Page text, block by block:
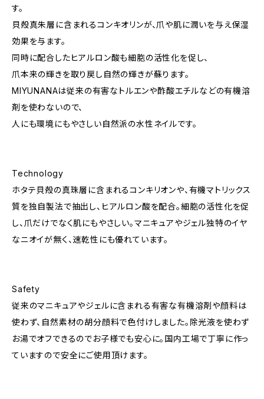
す。
貝殻真朱層に含まれるコンキオリンが、爪や肌に潤いを与え保湿
効果を与ます。
同時に配合したヒアルロン酸も細胞の活性化を促し、
爪本来の輝きを取り戻し自然の輝きが蘇ります。
MIYUNANAは従来の有害なトルエンや酢酸エチルなどの有機溶
剤を使わないので、
人にも環境にもやさしい自然派の水性ネイルです。
Technology
ホタテ貝殻の真珠層に含まれるコンキリオンや、有機マトリックス
質を独自製法で抽出し、ヒアルロン酸を配合。細胞の活性化を促
し、爪だけでなく肌にもやさしい。マニキュアやジェル独特のイヤ
なニオイが無く、速乾性にも優れています。
Safety
従来のマニキュアやジェルに含まれる有害な有機溶剤や顔料は
使わず、自然素材の胡分顔料で色付けしました。除光液を使わず
お湯でオフできるのでお子様でも安心に。国内工場で丁寧に作っ
ていますので安全にご使用頂けます。